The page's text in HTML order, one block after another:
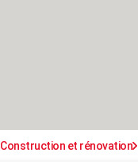
Construction et rénovation